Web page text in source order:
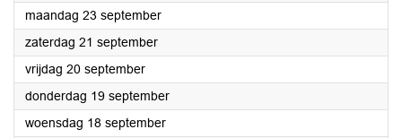
maandag 23 september2024
zaterdag 21 september2024
vrijdag 20 september2024
donderdag 19 september2024
woensdag 18 september2024